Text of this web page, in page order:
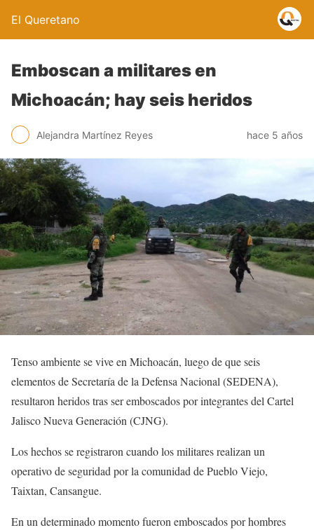
El Queretano
Emboscan a militares en
Michoacán; hay seis heridos
Alejandra Martínez Reyes hace 5 años
Tenso ambiente se vive en Michoacán, luego de que seis
elementos de Secretaría de la Defensa Nacional (SEDENA),
resultaron heridos tras ser emboscados por integrantes del Cartel
Jalisco Nueva Generación (CJNG).
Los hechos se registraron cuando los militares realizan un
operativo de seguridad por la comunidad de Pueblo Viejo,
Taixtan, Cansangue.
En un determinado momento fueron emboscados por hombres